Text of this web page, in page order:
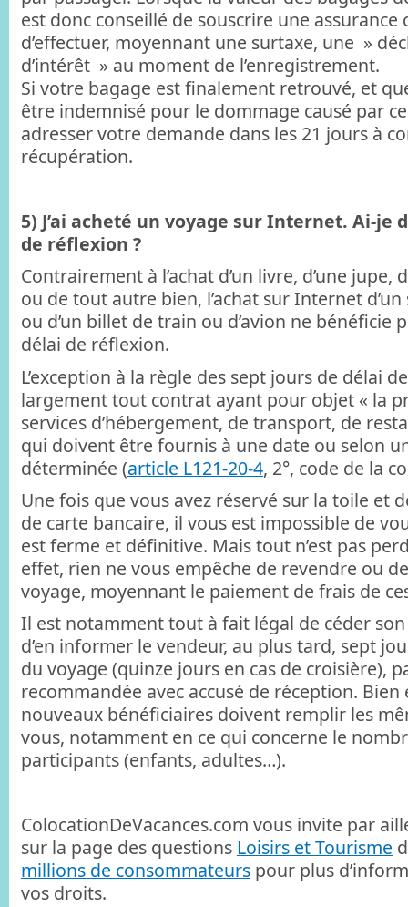
est donc conseillé de souscrire une
d’effectuer, moyennant une surtaxe, une »
d’intérêt » au moment de l’enregistrement.
Si votre bagage est finalement retrouvé, et
être indemnisé pour le dommage causé par
adresser votre demande dans les 21 jours à
récupération.
5) J’ai acheté un voyage sur Internet. Ai-je
de réflexion ?
Contrairement à l’achat d’un livre, d’une jupe,
ou de tout autre bien, l’achat sur Internet
ou d’un billet de train ou d’avion ne bénéficie
délai de réflexion.
L’exception à la règle des sept jours de délai
largement tout contrat ayant pour objet « la
services d’hébergement, de transport, de
qui doivent être fournis à une date ou selon
déterminée (article L121-20-4, 2°, code de la
Une fois que vous avez réservé sur la toile et
de carte bancaire, il vous est impossible de
est ferme et définitive. Mais tout n’est pas
effet, rien ne vous empêche de revendre ou
voyage, moyennant le paiement de frais de
Il est notamment tout à fait légal de céder
d’en informer le vendeur, au plus tard, sept
du voyage (quinze jours en cas de croisière),
recommandée avec accusé de réception. Bien
nouveaux bénéficiaires doivent remplir les
vous, notamment en ce qui concerne le
participants (enfants, adultes…).
ColocationDeVacances.com vous invite par
sur la page des questions Loisirs et Tourisme
millions de consommateurs pour plus
vos droits.